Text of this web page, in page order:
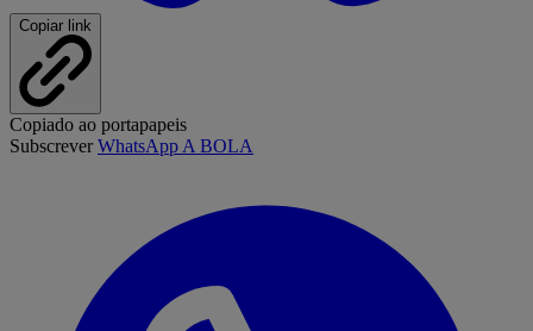
Copiar link
Copiado ao portapapeis
SubscreverWhatsApp A BOLA